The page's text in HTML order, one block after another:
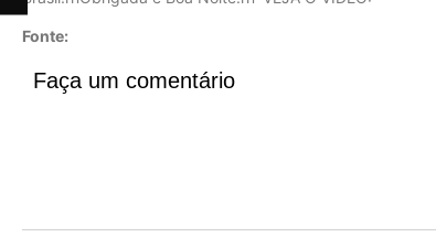
Fonte:
Faça um comentário